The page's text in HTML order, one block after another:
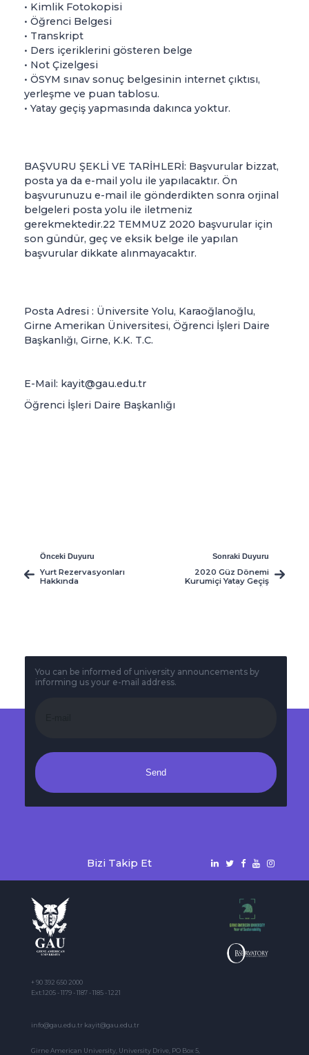
• Kimlik Fotokopisi
• Öğrenci Belgesi
• Transkript
• Ders içeriklerini gösteren belge
• Not Çizelgesi
• ÖSYM sınav sonuç belgesinin internet çıktısı,
yerleşme ve puan tablosu.
• Yatay geçiş yapmasında dakınca yoktur.
BAŞVURU ŞEKLİ VE TARİHLERİ: Başvurular bizzat,
posta ya da e-mail yolu ile yapılacaktır. Ön
başvurunuzu e-mail ile gönderdikten sonra orjinal
belgeleri posta yolu ile iletmeniz
gerekmektedir.22 TEMMUZ 2020 başvurular için
son gündür, geç ve eksik belge ile yapılan
başvurular dikkate alınmayacaktır.
Posta Adresi : Üniversite Yolu, Karaoğlanoğlu,
Girne Amerikan Üniversitesi, Öğrenci İşleri Daire
Başkanlığı, Girne, K.K. T.C.
E-Mail: kayit@gau.edu.tr
Öğrenci İşleri Daire Başkanlığı
Önceki Duyuru
Yurt Rezervasyonları
Hakkında
Sonraki Duyuru
2020 Güz Dönemi
Kurumiçi Yatay Geçiş
(Bölüm Değişikliği)
You can be informed of university announcements by
informing us your e-mail address.
Send
Bizi Takip Et
+ 90 392 650 2000
Ext:1205 - 1179 - 1187 - 1185 - 1221
info@gau.edu.tr kayit@gau.edu.tr
Girne American University, University Drive, PO Box 5,